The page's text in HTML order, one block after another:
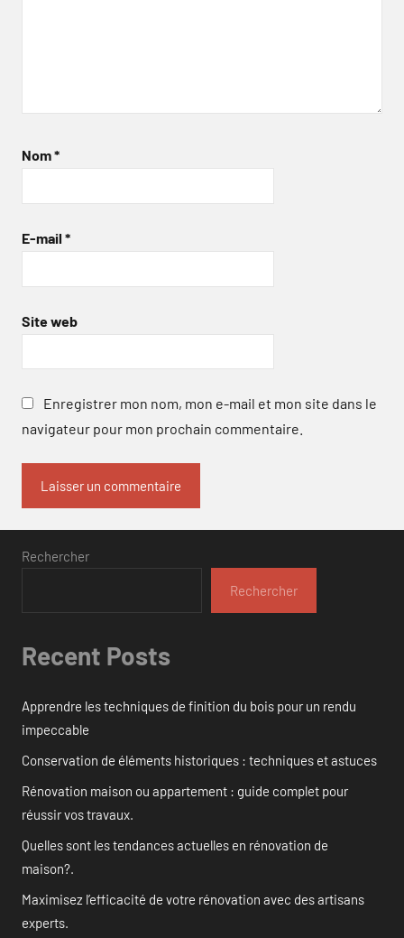
Nom*
E-mail *
Site web
Enregistrer mon nom, mon e-mail et mon site dans le
navigateur pour mon prochain commentaire.
Rechercher
Rechercher
Recent Posts
Apprendre les techniques de finition du bois pour un rendu
impeccable
Conservation de éléments historiques : techniques et astuces
Rénovation maison ou appartement : guide complet pour
réussir vos travaux.
Quelles sont les tendances actuelles en rénovation de
maison?.
Maximisez l’efficacité de votre rénovation avec des artisans
experts.